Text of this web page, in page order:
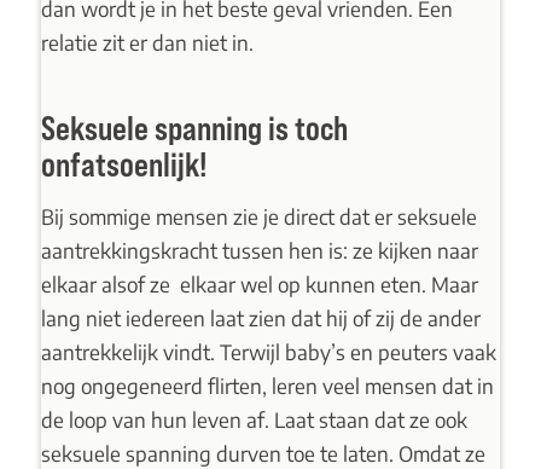
dan wordt je in het beste geval vrienden. Een
relatie zit er dan niet in.
Seksuele spanning is toch
onfatsoenlijk!
Bij sommige mensen zie je direct dat er seksuele
aantrekkingskracht tussen hen is: ze kijken naar
elkaar alsof ze elkaar wel op kunnen eten. Maar
lang niet iedereen laat zien dat hij of zij de ander
aantrekkelijk vindt. Terwijl baby’s en peuters vaak
nog ongegeneerd flirten, leren veel mensen dat in
de loop van hun leven af. Laat staan dat ze ook
seksuele spanning durven toe te laten. Omdat ze